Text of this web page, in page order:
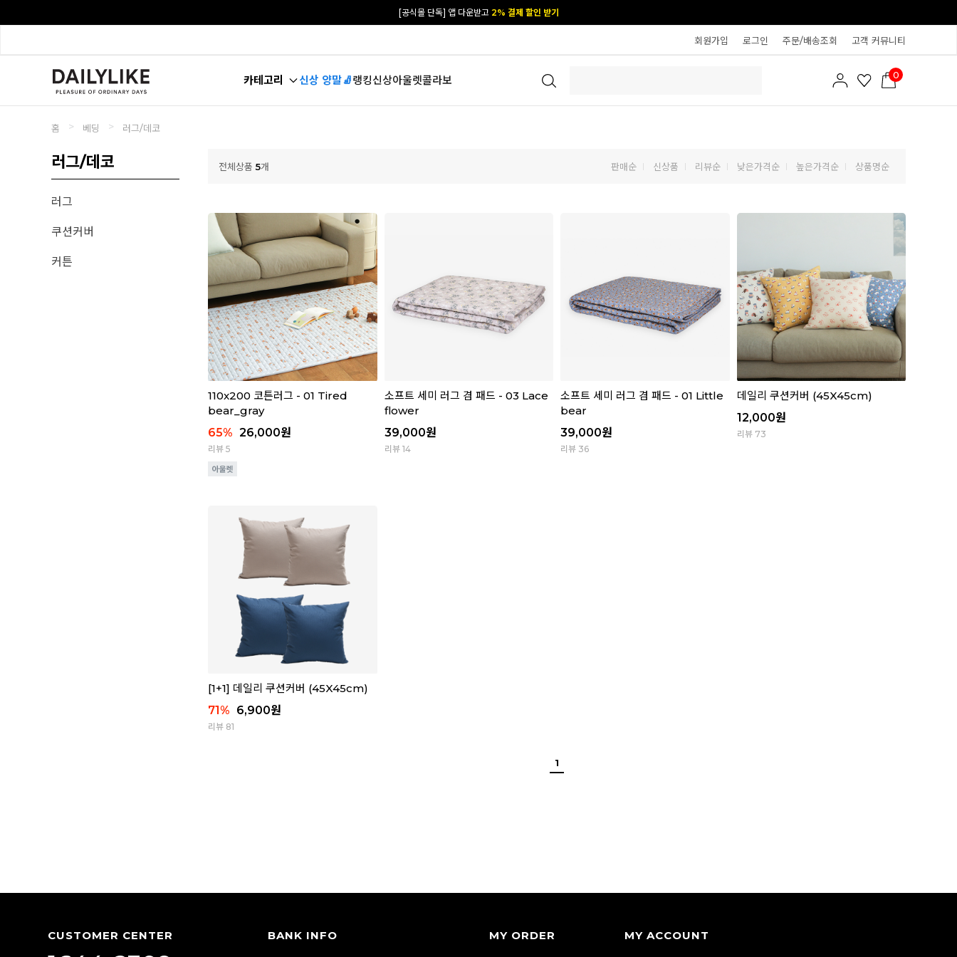
[공식몰 단독] 앱 다운받고 2% 결제 할인 받기
회원가입 로그인 주문/배송조회 고객 커뮤니티
카테고리 신상 양말🧦랭킹신상아울렛콜라보 0
홈 > 베딩 > 러그/데코
러그/데코
러그
쿠션커버
커튼
전체상품 5개 판매순 신상품 리뷰순 낮은가격순 높은가격순 상품명순
110x200 코튼러그 - 01 Tired
bear_gray
65% 26,000원
리뷰 5
소프트 세미 러그 겸 패드 - 03 Lace
flower
39,000원
리뷰 14
소프트 세미 러그 겸 패드 - 01 Little
bear
39,000원
리뷰 36
데일리 쿠션커버 (45X45cm)
12,000원
리뷰 73
[1+1] 데일리 쿠션커버 (45X45cm)
71 % 6,900원
리뷰 81
1
CUSTOMER CENTER BANK INFO MY ORDER MY ACCOUNT